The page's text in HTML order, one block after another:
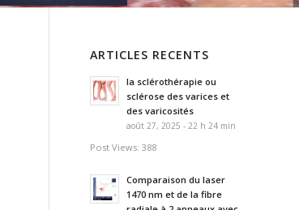
ARTICLES RECENTS
la sclérothérapie ou
sclérose des varices et
des varicosités
août 27, 2025 - 22 h 24 min
Post Views: 388
Comparaison du laser
1470 nm et de la fibre